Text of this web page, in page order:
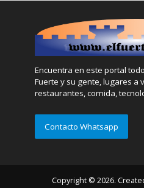
Encuentra en este portal
Fuerte y su gente, lugares a
restaurantes, comida,
Contacto Whatsapp
Copyright © 2026.